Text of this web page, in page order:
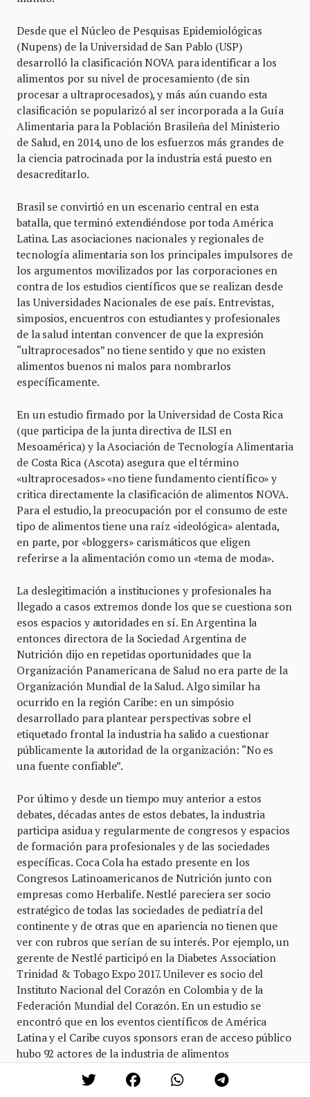
Desde que el Núcleo de Pesquisas Epidemiológicas
(Nupens) de la Universidad de San Pablo (USP)
desarrolló la clasificación NOVA para identificar a los
alimentos por su nivel de procesamiento (de sin
procesar a ultraprocesados), y más aún cuando esta
clasificación se popularizó al ser incorporada a la Guía
Alimentaria para la Población Brasileña del Ministerio
de Salud, en 2014, uno de los esfuerzos más grandes de
la ciencia patrocinada por la industria está puesto en
desacreditarlo.
Brasil se convirtió en un escenario central en esta
batalla, que terminó extendiéndose por toda América
Latina. Las asociaciones nacionales y regionales de
tecnología alimentaria son los principales impulsores de
los argumentos movilizados por las corporaciones en
contra de los estudios científicos que se realizan desde
las Universidades Nacionales de ese país. Entrevistas,
simposios, encuentros con estudiantes y profesionales
de la salud intentan convencer de que la expresión
“ultraprocesados” no tiene sentido y que no existen
alimentos buenos ni malos para nombrarlos
específicamente.
En un estudio firmado por la Universidad de Costa Rica
(que participa de la junta directiva de ILSI en
Mesoamérica) y la Asociación de Tecnología Alimentaria
de Costa Rica (Ascota) asegura que el término
«ultraprocesados» «no tiene fundamento científico» y
critica directamente la clasificación de alimentos NOVA.
Para el estudio, la preocupación por el consumo de este
tipo de alimentos tiene una raíz «ideológica» alentada,
en parte, por «bloggers» carismáticos que eligen
referirse a la alimentación como un «tema de moda».
La deslegitimación a instituciones y profesionales ha
llegado a casos extremos donde los que se cuestiona son
esos espacios y autoridades en sí. En Argentina la
entonces directora de la Sociedad Argentina de
Nutrición dijo en repetidas oportunidades que la
Organización Panamericana de Salud no era parte de la
Organización Mundial de la Salud. Algo similar ha
ocurrido en la región Caribe: en un simpósio
desarrollado para plantear perspectivas sobre el
etiquetado frontal la industria ha salido a cuestionar
públicamente la autoridad de la organización: “No es
una fuente confiable”.
Por último y desde un tiempo muy anterior a estos
debates, décadas antes de estos debates, la industria
participa asidua y regularmente de congresos y espacios
de formación para profesionales y de las sociedades
específicas. Coca Cola ha estado presente en los
Congresos Latinoamericanos de Nutrición junto con
empresas como Herbalife. Nestlé pareciera ser socio
estratégico de todas las sociedades de pediatría del
continente y de otras que en apariencia no tienen que
ver con rubros que serían de su interés. Por ejemplo, un
gerente de Nestlé participó en la Diabetes Association
Trinidad & Tobago Expo 2017. Unilever es socio del
Instituto Nacional del Corazón en Colombia y de la
Federación Mundial del Corazón. En un estudio se
encontró que en los eventos científicos de América
Latina y el Caribe cuyos sponsors eran de acceso público
hubo 92 actores de la industria de alimentos
sponsoreando el 88 por ciento de los eventos.